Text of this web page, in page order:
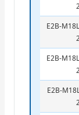
E2B-
E2B-
E2B-